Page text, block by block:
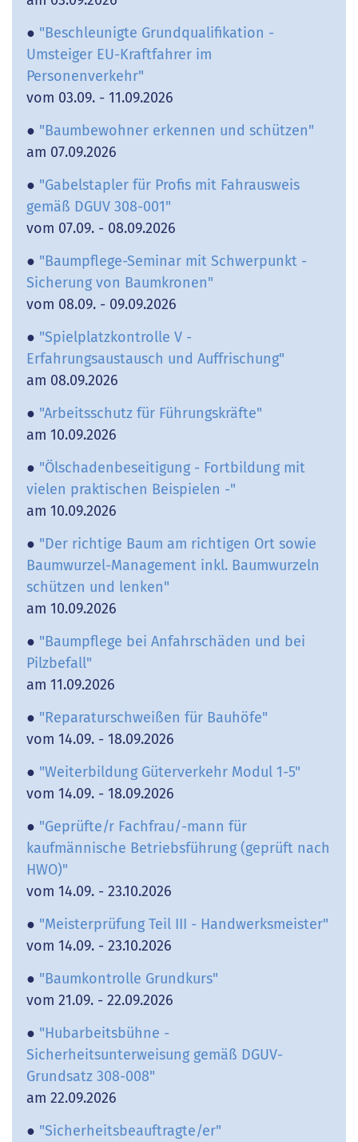
● "Beschleunigte Grundqualifikation -
Umsteiger EU-Kraftfahrer im
Personenverkehr"
vom 03.09. - 11.09.2026
● "Baumbewohner erkennen und schützen"
am 07.09.2026
● "Gabelstapler für Profis mit Fahrausweis
gemäß DGUV 308-001"
vom 07.09. - 08.09.2026
● "Baumpflege-Seminar mit Schwerpunkt -
Sicherung von Baumkronen"
vom 08.09. - 09.09.2026
● "Spielplatzkontrolle V -
Erfahrungsaustausch und Auffrischung"
am 08.09.2026
● "Arbeitsschutz für Führungskräfte"
am 10.09.2026
● "Ölschadenbeseitigung - Fortbildung mit
vielen praktischen Beispielen -"
am 10.09.2026
● "Der richtige Baum am richtigen Ort sowie
Baumwurzel-Management inkl. Baumwurzeln
schützen und lenken"
am 10.09.2026
● "Baumpflege bei Anfahrschäden und bei
Pilzbefall"
am 11.09.2026
● "Reparaturschweißen für Bauhöfe"
vom 14.09. - 18.09.2026
● "Weiterbildung Güterverkehr Modul 1-5"
vom 14.09. - 18.09.2026
● "Geprüfte/r Fachfrau/-mann für
kaufmännische Betriebsführung (geprüft nach
HWO)"
vom 14.09. - 23.10.2026
● "Meisterprüfung Teil III - Handwerksmeister"
vom 14.09. - 23.10.2026
● "Baumkontrolle Grundkurs"
vom 21.09. - 22.09.2026
● "Hubarbeitsbühne -
Sicherheitsunterweisung gemäß DGUV-
Grundsatz 308-008"
am 22.09.2026
● "Sicherheitsbeauftragte/er"